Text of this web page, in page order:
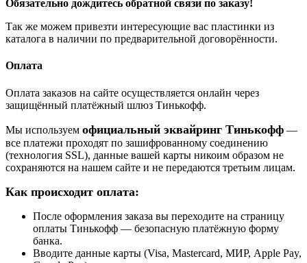
Обязательно дождитесь обратной связи по заказу!
Так же можем привезти интересующие вас пластинки из
каталога в наличии по предварительной договорённости.
Оплата
Оплата заказов на сайте осуществляется онлайн через
защищённый платёжный шлюз Тинькофф.
Мы используем официальный эквайринг Тинькофф —
все платежи проходят по зашифрованному соединению
(технология SSL), данные вашей карты никоим образом не
сохраняются на нашем сайте и не передаются третьим лицам.
Как происходит оплата:
После оформления заказа вы переходите на страницу
оплаты Тинькофф — безопасную платёжную форму
банка.
Вводите данные карты (Visa, Mastercard, МИР, Apple Pay,